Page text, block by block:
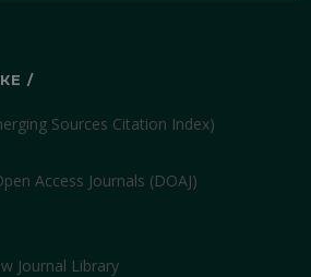
/
Sources Citation Index)
Access Journals (DOAJ)
Journal Library